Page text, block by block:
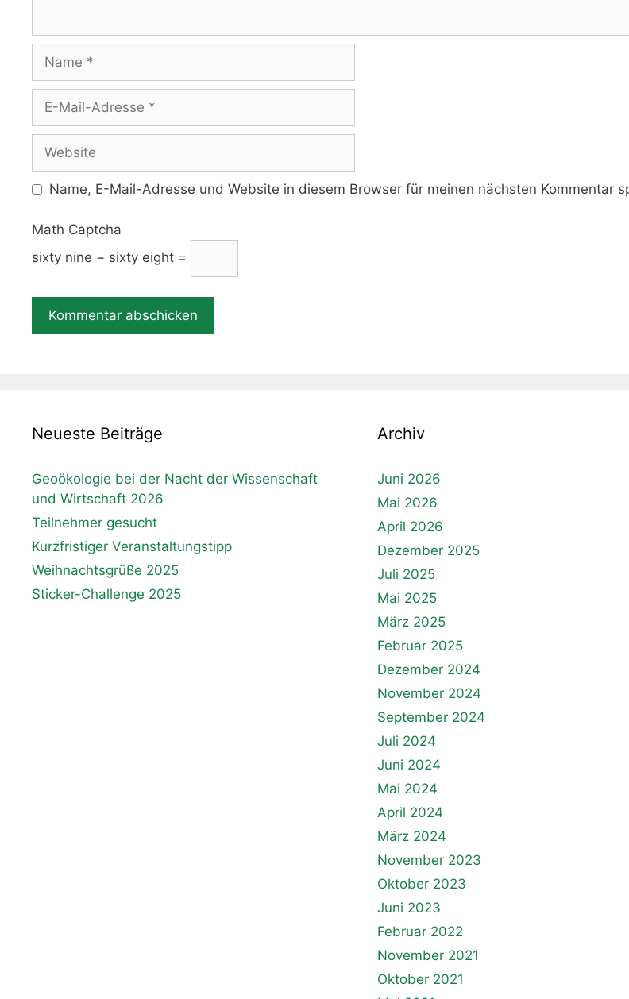
Name
Adresse
Website
Name, E-Mail-Adresse und Website in diesem Browser für meinen nächsten Kommentar
Math Captcha
sixty nine − sixty eight =
Neueste Beiträge
Geoökologie bei der Nacht der Wissenschaft
und Wirtschaft 2026
Teilnehmer gesucht
Kurzfristiger Veranstaltungstipp
Weihnachtsgrüße 2025
Sticker-Challenge 2025
Archiv
Juni 2026
Mai 2026
April 2026
Dezember 2025
Juli 2025
Mai 2025
März 2025
Februar 2025
Dezember 2024
November 2024
September 2024
Juli 2024
Juni 2024
Mai 2024
April 2024
März 2024
November 2023
Oktober 2023
Juni 2023
Februar 2022
November 2021
Oktober 2021